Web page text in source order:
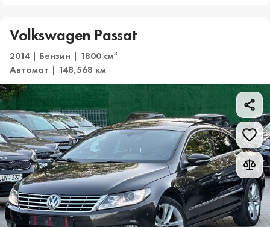
Volkswagen Passat
2014 | Бензин | 1800 см3
Автомат | 148,568 км